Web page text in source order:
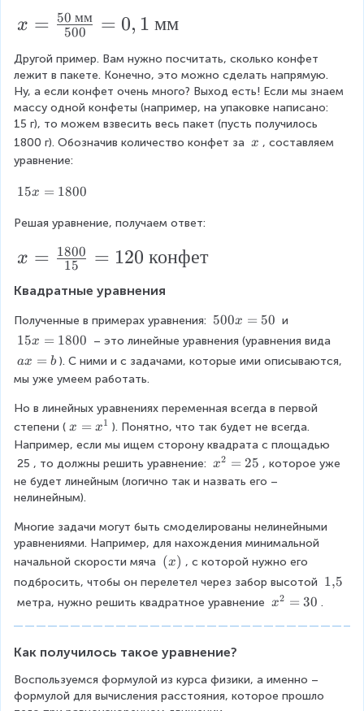
{
м
}
=
5
0
{
м
}
c
o
t
x
=
5
0
{
м
}
x
\f
r
a
c
{
5
\
{
м
}
}
{
5
0
0
}
=
0,
1
\
{
м
x = 500
50 мм = 0, 1 мм
Другой пример. Вам нужно посчитать, сколько конфет
лежит в пакете. Конечно, это можно сделать напрямую.
Ну, а если конфет очень много? Выход есть! Если мы знаем
массу одной конфеты (например, на упаковке написано:
15 г), то можем взвесить весь пакет (пусть получилось
1800 г). Обозначив количество конфет за \
x , составляем
уравнение:
1
x
1
0
15x = 1800
Решая уравнение, получаем ответ:
x
=
\f
r
a
c
1
8
0
0
}
{
1
5
}
=
1
0
x = 15
1800 = 120 конфет
Квадратные уравнения
Полученные в примерах уравнения: 5
0
x
500x = 50 и
1
5
x
1
8
0
15x = 1800 – это линейные уравнения (уравнения вида
a
x
b
ax = b ). С ними и с задачами, которые ими описываются,
мы уже умеем работать.
Но в линейных уравнениях переменная всегда в первой
степени ( x
=
x
^
{
}
x = x1 ). Понятно, что так будет не всегда.
Например, если мы ищем сторону квадрата с площадью
25 , то должны решить уравнение: x
^
}
=
2
5
x2 = 25 , которое уже
не будет линейным (логично так и назвать его –
нелинейным).
Многие задачи могут быть смоделированы нелинейными
уравнениями. Например, для нахождения минимальной
начальной скорости мяча (
x
(x) , с которой нужно его
подбросить, чтобы он перелетел через забор высотой 1
}
1,5
метра, нужно решить квадратное уравнение x
=
3
x2 = 30 .
Как получилось такое уравнение?
Воспользуемся формулой из курса физики, а именно –
формулой для вычисления расстояния, которое прошло